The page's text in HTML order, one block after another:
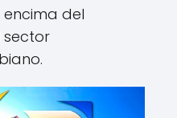
del